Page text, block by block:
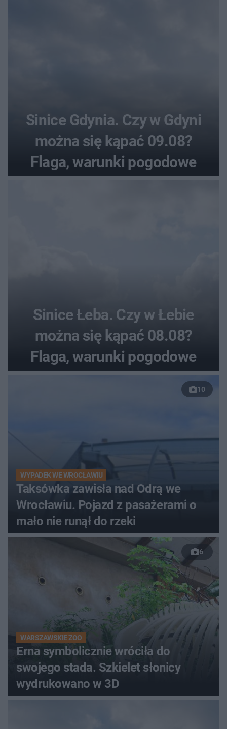
Sinice Gdynia. Czy w Gdyni
można się kąpać 09.08?
Flaga, warunki pogodowe
Sinice Łeba. Czy w Łebie
można się kąpać 08.08?
Flaga, warunki pogodowe
10
WYPADEK WE WROCŁAWIU
Taksówka zawisła nad Odrą we
Wrocławiu. Pojazd z pasażerami o
mało nie runął do rzeki
6
WARSZAWSKIE ZOO
Erna symbolicznie wróciła do
swojego stada. Szkielet słonicy
wydrukowano w 3D